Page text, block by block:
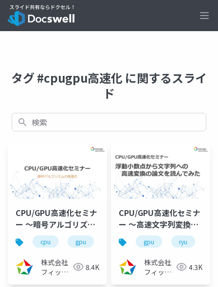
タグ #cpugpu高速化 に関するスライ
ド
検索
CPU/GPU高速化セミナ
ー ～暗号アルゴリズム
の高速化～
（2024/05/27）
cpu gpu cpu高速化 gpu高速化
株式会社
フィック
8.4K
CPU/GPU高速化セミナ
ー ～高速文字列変換ア
ルゴリズムの論文を読
んでみた～
（2023/02/01）
gpu ryu
株式会社
フィック
4.3K